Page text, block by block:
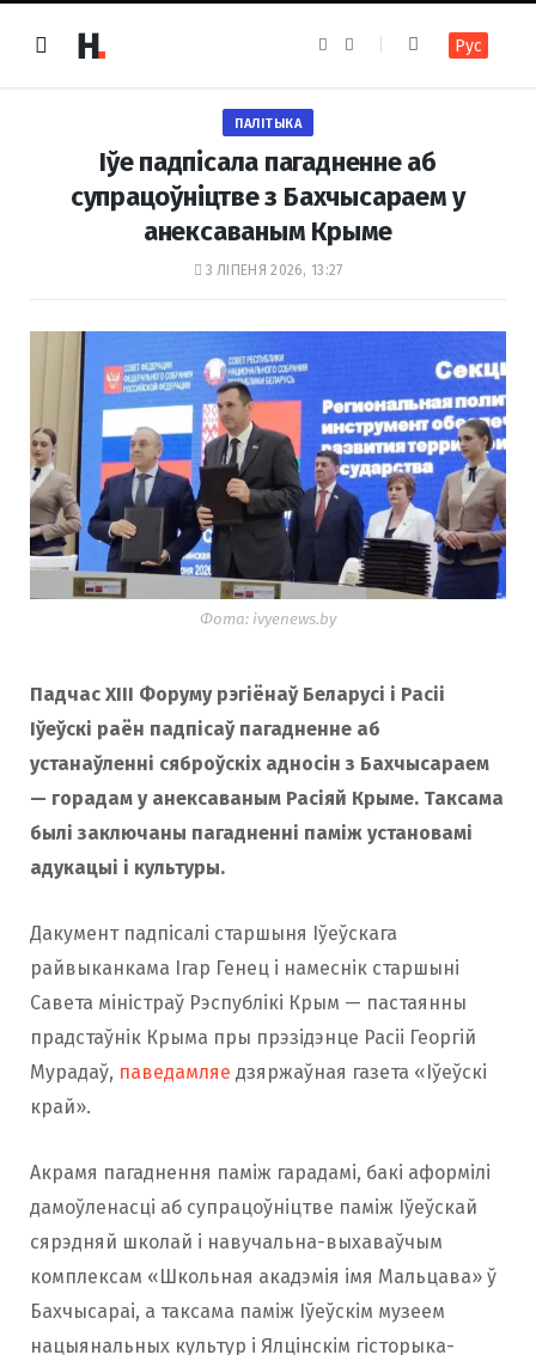
e
k
t
a
m
Рус
ПАЛІТЫКА
Іўе падпісала пагадненне аб
супрацоўніцтве з Бахчысараем у
анексаваным Крыме
3 ЛІПЕНЯ 2026, 13:27
Фота: ivyenews.by
Падчас XIII Форуму рэгіёнаў Беларусі і Расіі
Іўеўскі раён падпісаў пагадненне аб
устанаўленні сяброўскіх адносін з Бахчысараем
— горадам у анексаваным Расіяй Крыме. Таксама
былі заключаны пагадненні паміж установамі
адукацыі і культуры.
Дакумент падпісалі старшыня Іўеўскага
райвыканкама Ігар Генец і намеснік старшыні
Савета міністраў Рэспублікі Крым — пастаянны
прадстаўнік Крыма пры прэзідэнце Расіі Георгій
Мурадаў, паведамляе дзяржаўная газета «Іўеўскі
край».
Акрамя пагаднення паміж гарадамі, бакі аформілі
дамоўленасці аб супрацоўніцтве паміж Іўеўскай
сярэдняй школай і навучальна-выхаваўчым
комплексам «Школьная акадэмія імя Мальцава» ў
Бахчысараі, а таксама паміж Іўеўскім музеем
нацыянальных культур і Ялцінскім гісторыка-